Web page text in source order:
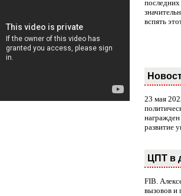
последних
вспять
23 мая
развитие
ЦПТ в
FIB.
вызовов и